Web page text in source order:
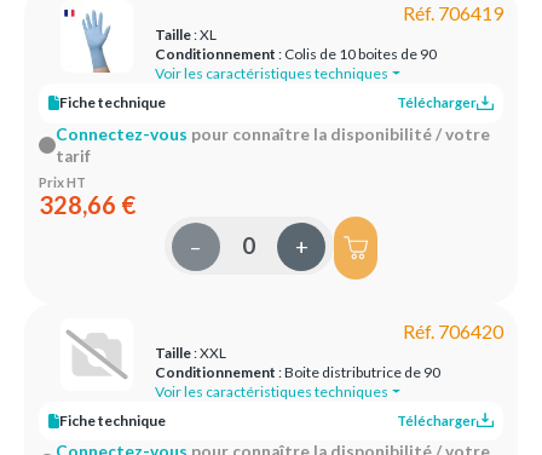
Réf. 706419
Taille: XL
Conditionnement : Colis de 10 boites de 90
Voir les caractéristiques techniques
Fiche technique
Télécharger
Connectez-vous pour connaître la disponibilité / votre
tarif
Prix HT
328,66 €
– +
Réf. 706420
Taille: XXL
Conditionnement : Boite distributrice de 90
Voir les caractéristiques techniques
Fiche technique
Télécharger